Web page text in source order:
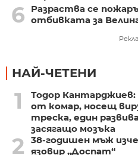
6
Разраства се
отбивката за
НАЙ-ЧЕТЕНИ
1
Тодор Кантарджиев:
от комар, носещ
треска, един
засягащо мозъка
2
38-годишен мъж
язовир „Доспат“